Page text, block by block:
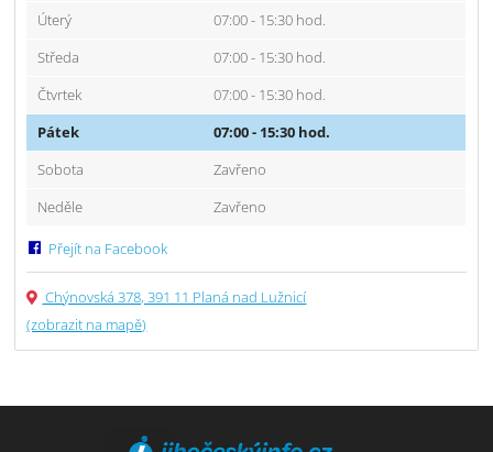
Úterý
07:00 - 15:30 hod.
Středa
07:00 - 15:30 hod.
Čtvrtek
07:00 - 15:30 hod.
Pátek
07:00 - 15:30 hod.
Sobota
Zavřeno
Neděle
Zavřeno
Přejít na Facebook
Chýnovská 378, 391 11 Planá nad Lužnicí
(zobrazit na mapě)